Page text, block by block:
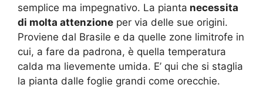
semplice ma impegnativo. La pianta necessita
di molta attenzione per via delle sue origini.
Proviene dal Brasile e da quelle zone limitrofe in
cui, a fare da padrona, è quella temperatura
calda ma lievemente umida. E’ qui che si staglia
la pianta dalle foglie grandi come orecchie.